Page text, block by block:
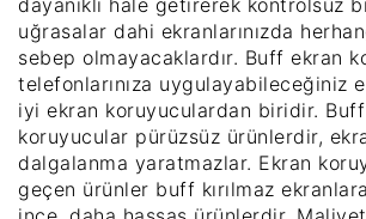
dayanıklı hale getirerek kontrolsüz
uğrasalar dahi ekranlarınızda
sebep olmayacaklardır. Buff ekran
telefonlarınıza uygulayabileceğiniz
iyi ekran koruyuculardan biridir.
koruyucular pürüzsüz ürünlerdir,
dalgalanma yaratmazlar. Ekran
geçen ürünler buff kırılmaz